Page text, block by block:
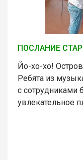
ПОСЛАНИЕ
Йо-хо-хо!
Ребята из
с сотрудниками
увлекательное